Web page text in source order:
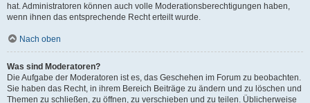
hat. Administratoren können auch volle Moderationsberechtigungen haben,
wenn ihnen das entsprechende Recht erteilt wurde.
Nach oben
Was sind Moderatoren?
Die Aufgabe der Moderatoren ist es, das Geschehen im Forum zu beobachten.
Sie haben das Recht, in ihrem Bereich Beiträge zu ändern und zu löschen und
Themen zu schließen, zu öffnen, zu verschieben und zu teilen. Üblicherweise